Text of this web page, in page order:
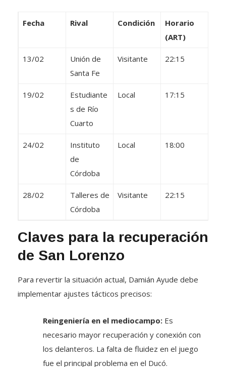
Fecha Rival Condición
Horario
(ART)
13/02
Unión de
Santa Fe
Visitante 22:15
19/02
Estudiante
s de Río
Cuarto
Local 17:15
24/02
Instituto
de
Córdoba
Local 18:00
28/02
Talleres de
Córdoba
Visitante 22:15
Claves para la recuperación
de San Lorenzo
Para revertir la situación actual, Damián Ayude debe
implementar ajustes tácticos precisos:
Reingeniería en el mediocampo: Es
necesario mayor recuperación y conexión con
los delanteros. La falta de fluidez en el juego
fue el principal problema en el Ducó.